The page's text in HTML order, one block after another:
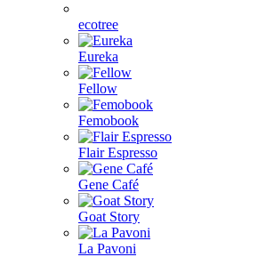
ecotree
Eureka
Fellow
Femobook
Flair Espresso
Gene Café
Goat Story
La Pavoni